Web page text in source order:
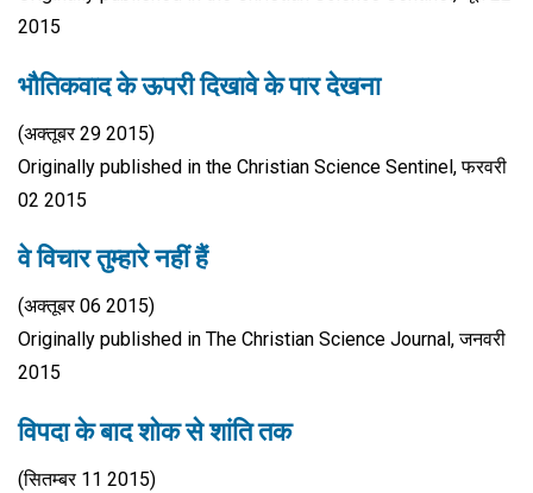
2015
भौतिकवाद के ऊपरी दिखावे के पार देखना
(अक्तूबर 29 2015)
Originally published in the Christian Science Sentinel, फरवरी
02 2015
वे विचार तुम्हारे नहीं हैं
(अक्तूबर 06 2015)
Originally published in The Christian Science Journal, जनवरी
2015
विपदा के बाद शोक से शांति तक
(सितम्बर 11 2015)